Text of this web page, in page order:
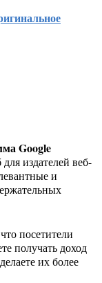
Google
издателей веб-
и
посетители
получать доход
их более